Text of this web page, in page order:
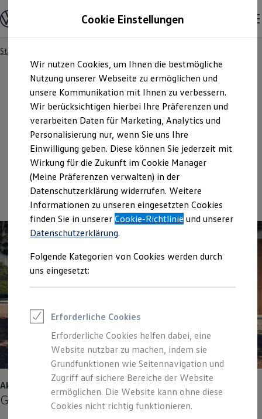
Hauptinhalt
springen
Footer
springen
Modelle & Konfigurator
Nutzfahrzeugkategorien entdecken
Modelle konfigurieren
Vorgängermodelle und Oldtimer
Vorgängermodelle
Oldtimer
Bulli Historie
Branchenlösungen & Gewerbekunden
Umbaulösungen und Hersteller finden
Auf- und Umbauten entdecken & konfigurieren
Groß- und Sonderkunden
Großkunden
Kommunen & Behörden
Journalisten
Sportvereine
Branchenlösungen
Bau & Handwerk
Gewerbliche Personenbeförderung
Service & mobile Werkstätten
Kurier, Logistik & Handel
Feuerwehr
Rettungsdienste
ONE Business ID Vorteile
Fahrzeugsuche & Marktplatz
Digitaler Marktplatz
Kauf & Finanzierung
Online-Fahrzeugbewertung
Aktionen & Angebote
E-Auto-Förderung
Für Privatkunden
Für Gewerbekunden
Profi Paket
TopDeal
Startseite
Aktionen und
Angebote
Aktionen und Angebote für Privatkunden
Gesucht, gefunden,geleast
Cookie Einstellungen
Wir nutzen Cookies, um Ihnen die bestmögliche
Nutzung unserer Webseite zu ermöglichen und
unsere Kommunikation mit Ihnen zu verbessern.
Wir berücksichtigen hierbei Ihre Präferenzen und
verarbeiten Daten für Marketing, Analytics und
Personalisierung nur, wenn Sie uns Ihre
Einwilligung geben. Diese können Sie jederzeit mit
Wirkung für die Zukunft im Cookie Manager
(Meine Präferenzen verwalten) in der
Datenschutzerklärung widerrufen. Weitere
Informationen zu unseren eingesetzten Cookies
finden Sie in unsererCookie-Richtlinie und unserer
Datenschutzerklärung.
Folgende Kategorien von Cookies werden durch
uns eingesetzt:
Erforderliche Cookies
Erforderliche Cookies helfen dabei, eine
Website nutzbar zu machen, indem sie
Grundfunktionen wie Seitennavigation und
Zugriff auf sichere Bereiche der Website
ermöglichen. Die Website kann ohne diese
Cookies nicht richtig funktionieren.